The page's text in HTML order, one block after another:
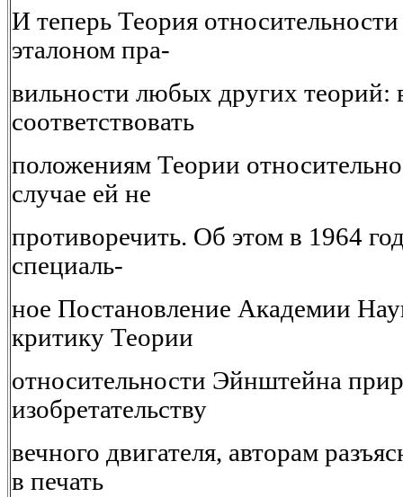
И теперь Теория
эталоном пра-
вильности любых других теорий:
соответствовать
положениям Теории
случае ей не
противоречить. Об этом в 1964
специаль-
ное Постановление Академии
критику Теории
относительности Эйнштейна
изобретательству
вечного двигателя, авторам
в печать